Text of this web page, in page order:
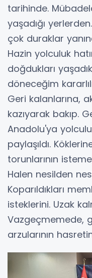
tarihinde.
yaşadığı
çok duraklar
Hazin yolculuk
doğdukları
döneceğim
Geri kalanlarına,
kazıyarak bakıp.
Anadolu'ya
paylaşıldı.
torunlarının
Halen nesilden
Koparıldıkları
isteklerini. Uzak
Vazgeçmemede,
arzularının